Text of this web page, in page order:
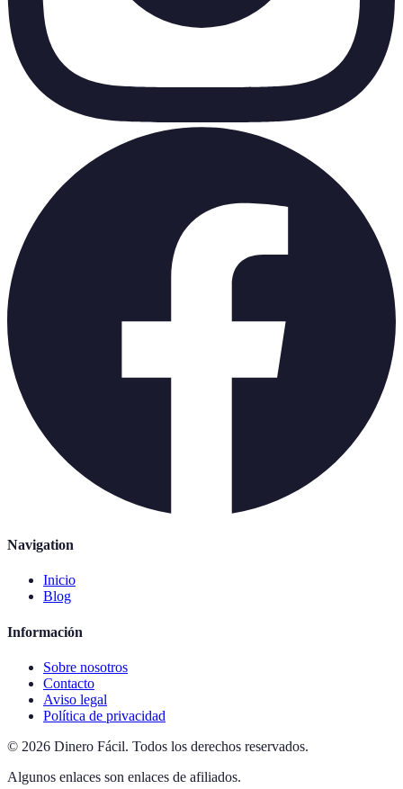
Navigation
Inicio
Blog
Información
Sobre nosotros
Contacto
Aviso legal
Política de privacidad
© 2026 Dinero Fácil. Todos los derechos reservados.
Algunos enlaces son enlaces de afiliados.